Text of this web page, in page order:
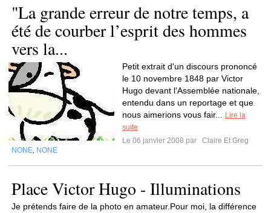
"La grande erreur de notre temps, a
été de courber l’esprit des hommes
vers la...
Petit extrait d'un discours prononcé
le 10 novembre 1848 par Victor
Hugo devant l’Assemblée nationale,
entendu dans un reportage et que
nous aimerions vous fair...
Lire la
suite
Le 06 janvier 2008 par
Claire Et Greg
NONE NONE
Place Victor Hugo - Illuminations
Je prétends faire de la photo en amateur.Pour moi, la différence